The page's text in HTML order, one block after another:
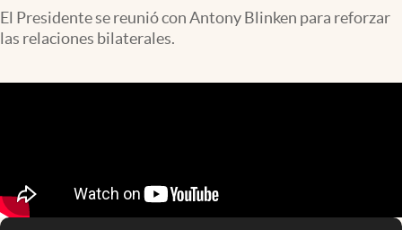
Apertura
Eventos Corporativos
El Presidente se reunió con Antony Blinken para reforzar
las relaciones bilaterales.